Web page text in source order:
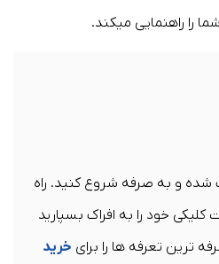
را راهنمایی میکند.
شده و به صرفه شروع کنید. راه
کلیکی خود را به افراک بسپارید
ترین تعرفه ها را برای خرید